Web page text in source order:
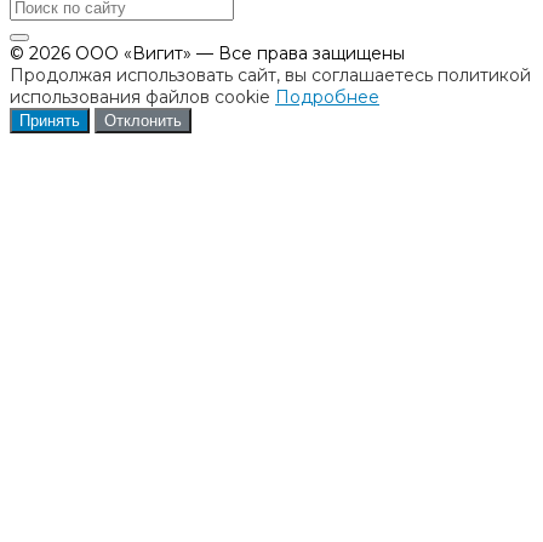
© 2026 ООО «Вигит» — Все права защищены
Продолжая использовать сайт, вы соглашаетесь политикой
использования файлов cookie Подробнее
Принять Отклонить